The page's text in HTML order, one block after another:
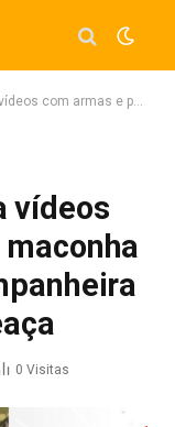
é preso após ex-companheira o denunciar por ameaça
vídeos
0 Visitas